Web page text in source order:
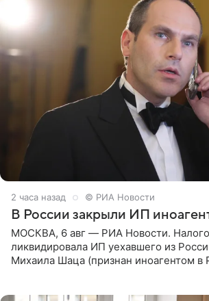
2 часа назад © РИА Новости
В России закрыли ИП
МОСКВА, 6 авг — РИА Новости.
ликвидировала ИП уехавшего из
Михаила Шаца (признан иноагентом в